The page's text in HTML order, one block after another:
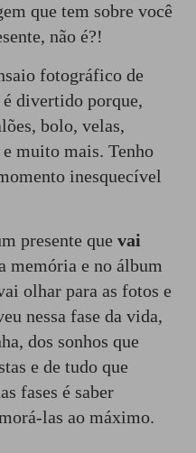
que tem sobre você
não é?!
fotográfico de
divertido porque,
bolo, velas,
muito mais. Tenho
inesquecível
presente que vai
memória e no álbum
olhar para as fotos e
nessa fase da vida,
dos sonhos que
e de tudo que
fases é saber
las ao máximo.